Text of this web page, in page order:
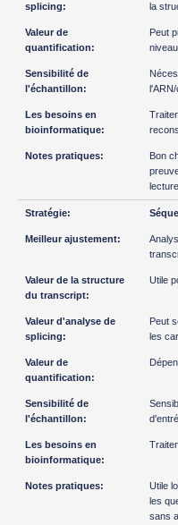
la
Peut
l'ARN/
Bon
Utile
Peut
les
Utile
les
sans